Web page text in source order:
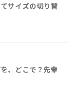
サイズの切り替
、どこで？先輩